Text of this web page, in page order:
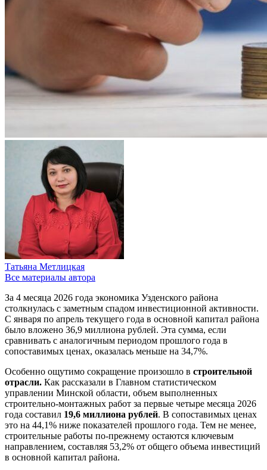
Татьяна Метлицкая
Все материалы автора
За 4 месяца 2026 года экономика Узденского района
столкнулась с заметным спадом инвестиционной активности.
С января по апрель текущего года в основной капитал района
было вложено 36,9 миллиона рублей. Эта сумма, если
сравнивать с аналогичным периодом прошлого года в
сопоставимых ценах, оказалась меньше на 34,7%.
Особенно ощутимо сокращение произошло в строительной
отрасли. Как рассказали в Главном статистическом
управлении Минской области, объем выполненных
строительно-монтажных работ за первые четыре месяца 2026
года составил 19,6 миллиона рублей. В сопоставимых ценах
это на 44,1% ниже показателей прошлого года. Тем не менее,
строительные работы по-прежнему остаются ключевым
направлением, составляя 53,2% от общего объема инвестиций
в основной капитал района.